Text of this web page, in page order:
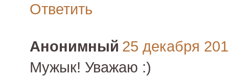
Ответить
Анонимный 25 декабря
Мужык! Уважаю :)